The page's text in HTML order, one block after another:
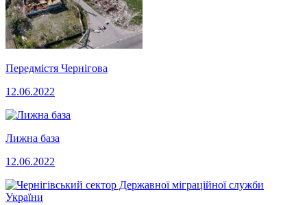
Передмістя Чернігова
12.06.2022
Лижна база
12.06.2022